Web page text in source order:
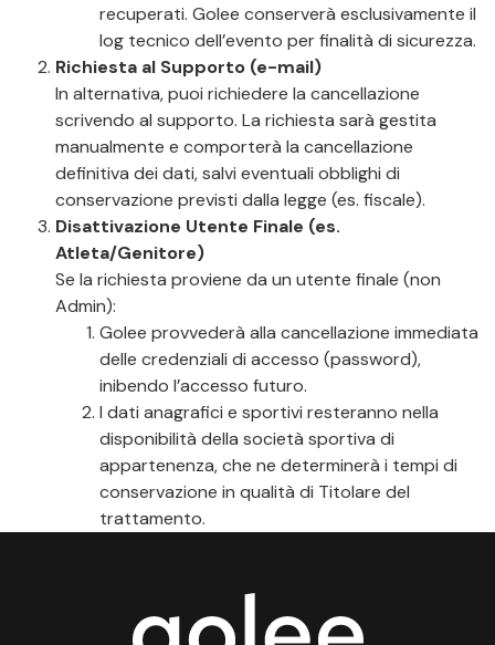
recuperati. Golee conserverà esclusivamente il
log tecnico dell’evento per finalità di sicurezza.
Richiesta al Supporto (e-mail)
In alternativa, puoi richiedere la cancellazione
scrivendo al supporto. La richiesta sarà gestita
manualmente e comporterà la cancellazione
definitiva dei dati, salvi eventuali obblighi di
conservazione previsti dalla legge (es. fiscale).
Disattivazione Utente Finale (es.
Atleta/Genitore)
Se la richiesta proviene da un utente finale (non
Admin):
Golee provvederà alla cancellazione immediata
delle credenziali di accesso (password),
inibendo l’accesso futuro.
I dati anagrafici e sportivi resteranno nella
disponibilità della società sportiva di
appartenenza, che ne determinerà i tempi di
conservazione in qualità di Titolare del
trattamento.